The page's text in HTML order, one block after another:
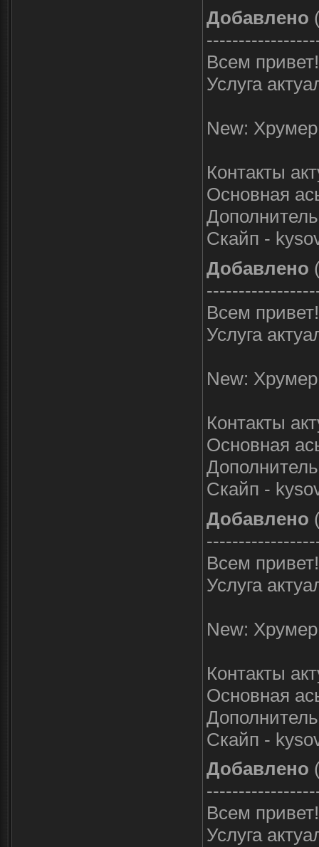
Добавлено
Всем
Услуга
New:
Контакты
Основная
Скайп -
Добавлено
Всем
Услуга
New:
Контакты
Основная
Скайп -
Добавлено
Всем
Услуга
New:
Контакты
Основная
Скайп -
Добавлено
Всем
Услуга